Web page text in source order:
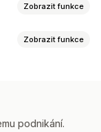
Zobrazit funkce
Zobrazit funkce
podnikání.